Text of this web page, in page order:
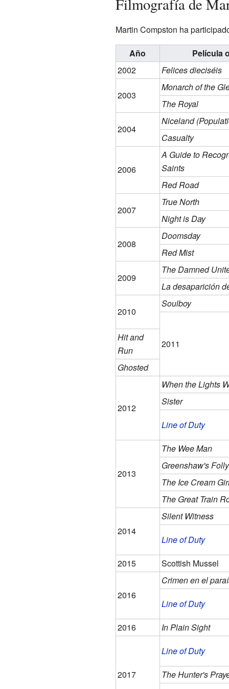
Filmografía de
Martin Compston ha
Año
Película
2002
Felices dieciséis
2003
Monarch of the
The Royal
2004
Niceland
Casualty
2006
A Guide to
Saints
Red Road
2007
True North
Night is Day
2008
Doomsday
Red Mist
2009
The Damned
La desaparición
2010
Soulboy
2011
Hit and
Run
Ghosted
2012
When the Lights
Sister
Line of Duty
2013
The Wee Man
Greenshaw's Folly
The Ice Cream
The Great Train
2014
Silent Witness
Line of Duty
2015
Scottish Mussel
2016
Crimen en el
Line of Duty
2016
In Plain Sight
2017
Line of Duty
The Hunter's